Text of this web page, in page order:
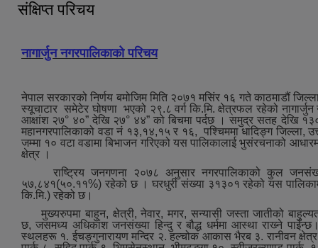
संक्षिप्त परिचय
नागार्जुन नगरपालिकाको परिचय
नेपाल सरकारको निर्णय बमोजिम मिति २०७१ मसिंर १६ गते काठमाडौं
स्यूचाटार समेटेर घोषणा भएको २९.८ वर्ग कि.मि. क्षेत्रफल रहेको
आक्षांश २७° ४०” देखि २७° ४४” को बिचमा पर्दछ । समुद्र सतह देखि
महानगरपालिकाको वडा नं १३,१४,१५ र १६, पश्‍चिममा धादिङ्ग जिल्ला,
जम्मा १० वटा वडामा बिभाजन गरिएको यस पालिकालाई भुसंरचनाको
क्षेत्र ।
राष्ट्रिय जनगणना २०७८ अनुसार नगरपालिकाको कुल
५७,८४१(५०.११%) रहेको छ । घरधुरी संख्या ३१३०१ रहेको यस
कि.मि.) रहेको छ।
मुख्‍यरुपमा बाहुन, क्षेत्री, नेवार, मगर, सन्यासी जस्ता जातीको
छ, जसमध्‍य अधिकांश जनसंख्या हिन्दु र बौद्ध धर्ममा आस्था राख्‍ने
स्थलहरू १. ईचङ्गुनारायण मन्दिर २. हल्चोक आकास भैरब ३. रानीवन क्षेत्र